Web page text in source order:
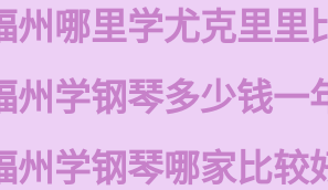
州哪里学尤克里里
州学钢琴多少钱一
州学钢琴哪家比较